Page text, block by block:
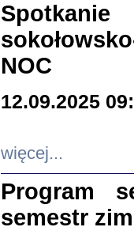
NOC
12.09.2025
więcej...
Program
semestr